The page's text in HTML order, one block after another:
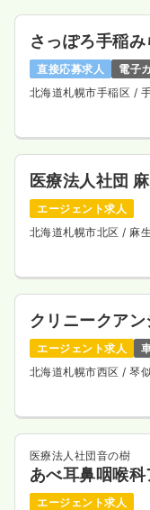
さっぽろ手稲
直接応募求人 電子
北海道札幌市手稲区 /
医療法人社団
エージェント求人
北海道札幌市北区 / 麻
クリニークア
エージェント求人
北海道札幌市西区 / 琴
医療法人社団音の樹
あべ耳鼻咽喉
エージェント求人